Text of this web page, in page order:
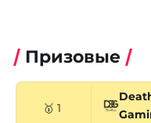
Призовые
🥇 1